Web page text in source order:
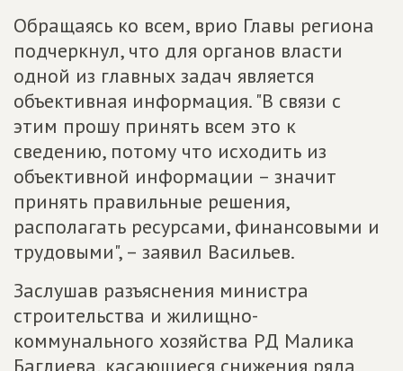
Обращаясь ко всем, врио Главы региона
подчеркнул, что для органов власти
одной из главных задач является
объективная информация. "В связи с
этим прошу принять всем это к
сведению, потому что исходить из
объективной информации – значит
принять правильные решения,
располагать ресурсами, финансовыми и
трудовыми", – заявил Васильев.
Заслушав разъяснения министра
строительства и жилищно-
коммунального хозяйства РД Малика
Баглиева, касающиеся снижения ряда